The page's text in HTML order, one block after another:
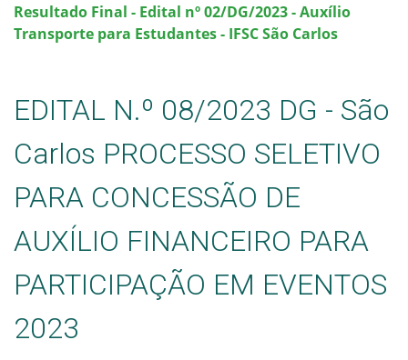
Resultado Final - Edital nº 02/DG/2023 - Auxílio
Transporte para Estudantes - IFSC São Carlos
EDITAL N.º 08/2023 DG - São
Carlos PROCESSO SELETIVO
PARA CONCESSÃO DE
AUXÍLIO FINANCEIRO PARA
PARTICIPAÇÃO EM EVENTOS
2023